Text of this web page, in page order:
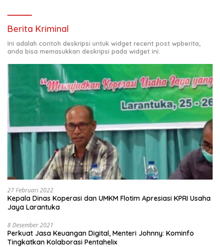
Berita Kriminal
Ini adalah contoh deskripsi untuk widget recent post wpberita,
anda bisa memasukkan deskripsi pada widget ini.
27 Februari 2022
Kepala Dinas Koperasi dan UMKM Flotim Apresiasi KPRI Usaha
Jaya Larantuka
8 Desember 2021
Perkuat Jasa Keuangan Digital, Menteri Johnny: Kominfo
Tingkatkan Kolaborasi Pentahelix